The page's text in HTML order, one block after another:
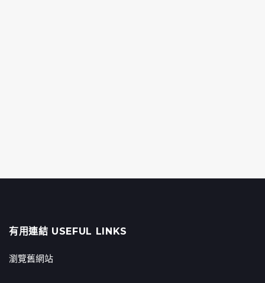
有用連結 USEFUL LINKS
瀏覽舊網站